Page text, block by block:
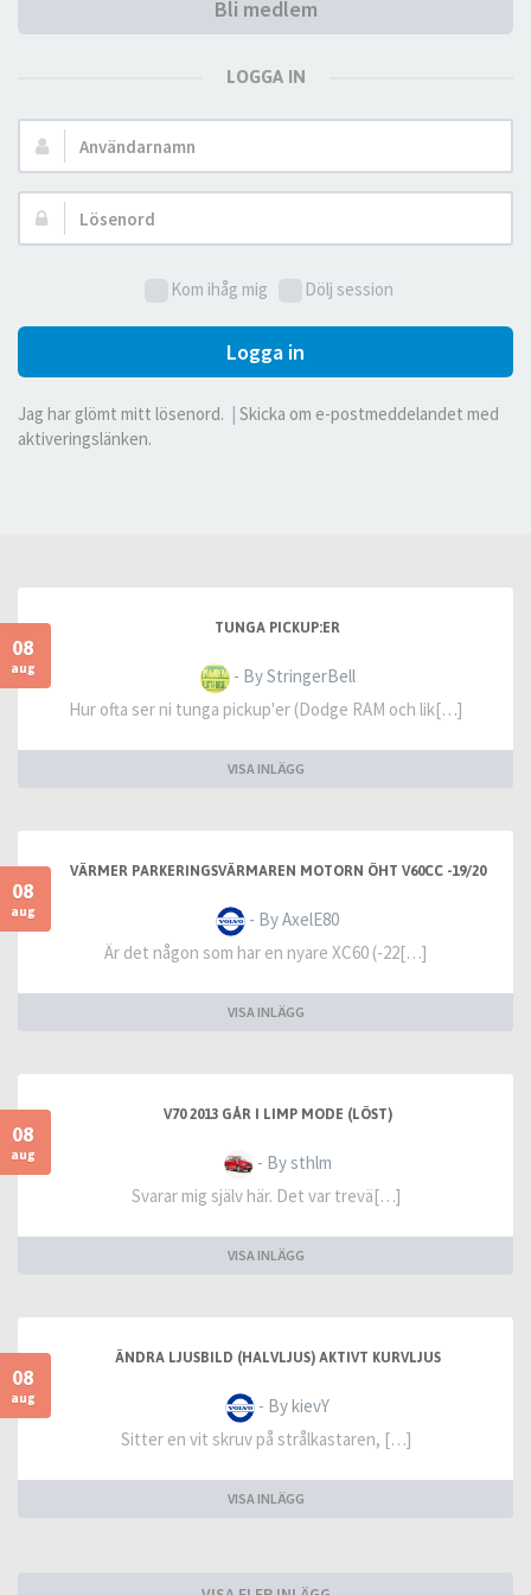
Bli medlem
LOGGA IN
Användarnamn:
Lösenord:
Kom ihåg mig Dölj session
Logga in
Jag har glömt mitt lösenord.
Skicka om e-postmeddelandet med
aktiveringslänken.
08
aug
TUNGA PICKUP:ER
- By StringerBell
Hur ofta ser ni tunga pickup'er (Dodge RAM och lik[…]
VISA INLÄGG
08
aug
VÄRMER PARKERINGSVÄRMAREN MOTORN ÖHT V60CC -19/20
- By AxelE80
Är det någon som har en nyare XC60 (-22[…]
VISA INLÄGG
08
aug
V70 2013 GÅR I LIMP MODE (LÖST)
- By sthlm
Svarar mig själv här. Det var trevä[…]
VISA INLÄGG
08
aug
ÄNDRA LJUSBILD (HALVLJUS) AKTIVT KURVLJUS
- By kievY
Sitter en vit skruv på strålkastaren, […]
VISA INLÄGG